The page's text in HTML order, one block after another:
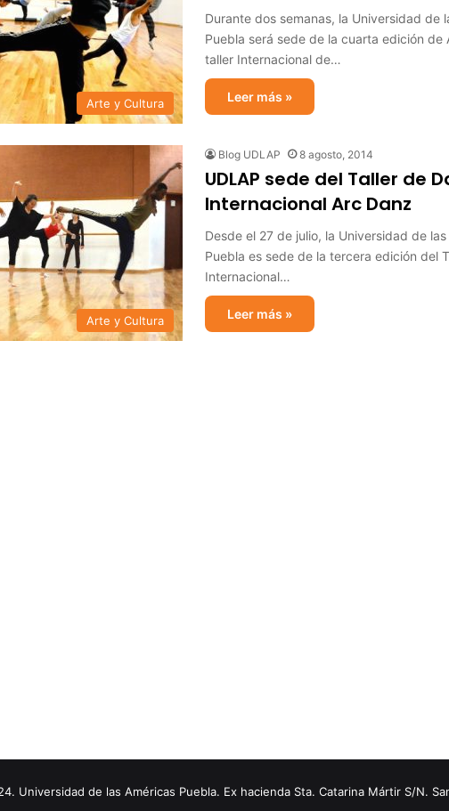
Arte y Cultura
Durante dos semanas, la Universidad de
Puebla será sede de la cuarta edición de
taller Internacional de…
Leer más »
Arte y Cultura
Blog UDLAP 8 agosto, 2014
UDLAP sede del Taller de
Internacional Arc Danz
Desde el 27 de julio, la Universidad de
Puebla es sede de la tercera edición del
Internacional…
Leer más »
Universidad de las Américas Puebla. Ex hacienda Sta. Catarina Mártir S/N.